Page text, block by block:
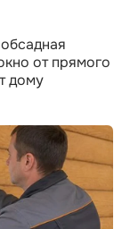
от прямого
дому